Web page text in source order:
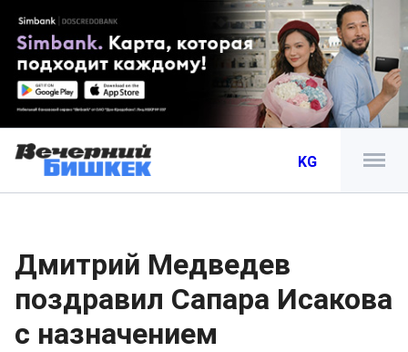
KG
Дмитрий Медведев
поздравил Сапара Исакова
с назначением